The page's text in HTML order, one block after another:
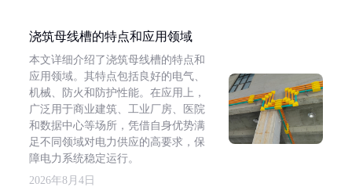
浇筑母线槽的特点和应用领域
本文详细介绍了浇筑母线槽的特点和
应用领域。其特点包括良好的电气、
机械、防火和防护性能。在应用上，
广泛用于商业建筑、工业厂房、医院
和数据中心等场所，凭借自身优势满
足不同领域对电力供应的高要求，保
障电力系统稳定运行。
2026年8月4日